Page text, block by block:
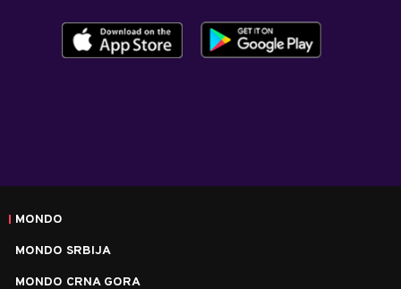
MONDO
MONDO SRBIJA
MONDO CRNA GORA